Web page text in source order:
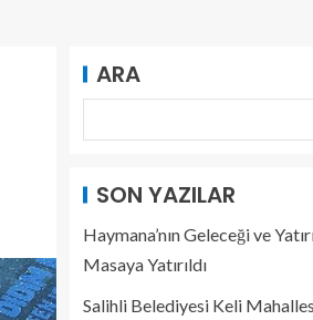
ARA
SON YAZILAR
Haymana’nın Geleceği ve
Masaya Yatırıldı
Salihli Belediyesi Keli